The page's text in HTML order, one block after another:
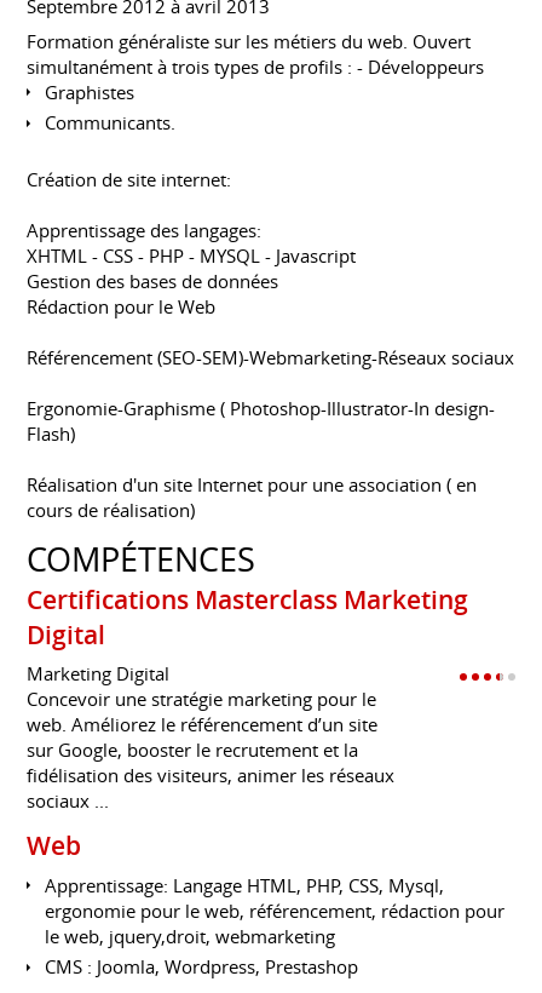
Septembre 2012 à avril 2013
Formation généraliste sur les métiers du web. Ouvert
simultanément à trois types de profils : - Développeurs
Graphistes
Communicants.
Création de site internet:
Apprentissage des langages:
XHTML - CSS - PHP - MYSQL - Javascript
Gestion des bases de données
Rédaction pour le Web
Référencement (SEO-SEM)-Webmarketing-Réseaux sociaux
Ergonomie-Graphisme ( Photoshop-Illustrator-In design-
Flash)
Réalisation d'un site Internet pour une association ( en
cours de réalisation)
COMPÉTENCES
Certifications Masterclass Marketing
Digital
Marketing Digital
Concevoir une stratégie marketing pour le
web. Améliorez le référencement d’un site
sur Google, booster le recrutement et la
fidélisation des visiteurs, animer les réseaux
sociaux ...
Web
Apprentissage: Langage HTML, PHP, CSS, Mysql,
ergonomie pour le web, référencement, rédaction pour
le web, jquery,droit, webmarketing
CMS : Joomla, Wordpress, Prestashop